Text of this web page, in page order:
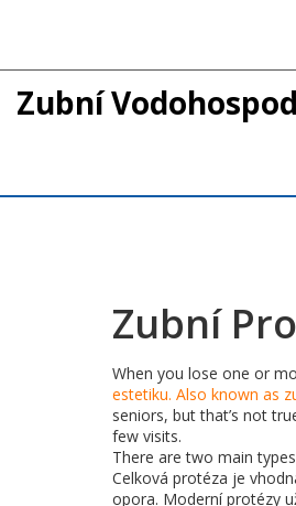
Zubní
Zubní
When you lose one or
estetiku. Also known as
seniors, but that’s not
few visits.
There are two main
Celková protéza je
opora. Moderní protézy